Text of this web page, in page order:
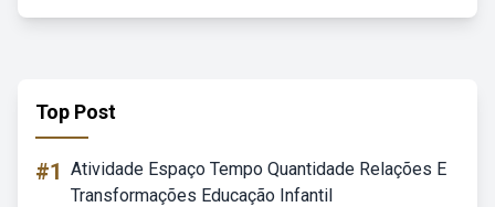
Top Post
#1 Atividade Espaço Tempo Quantidade Relações E
Transformações Educação Infantil